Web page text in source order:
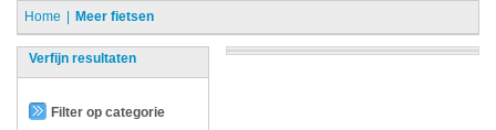
Home Meer fietsen
Verfijn resultaten
Filter op categorie